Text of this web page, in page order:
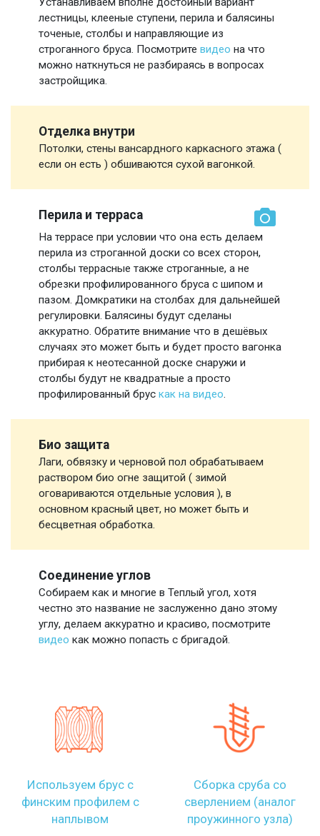
лестницы, клееные ступени, перила и балясины
точеные, столбы и направляющие из
строганного бруса. Посмотрите видео на что
можно наткнуться не разбираясь в вопросах
застройщика.
Отделка внутри
Потолки, стены вансардного каркасного этажа (
если он есть ) обшиваются сухой вагонкой.
Перила и терраса
На террасе при условии что она есть делаем
перила из строганной доски со всех сторон,
столбы террасные также строганные, а не
обрезки профилированного бруса с шипом и
пазом. Домкратики на столбах для дальнейшей
регулировки. Балясины будут сделаны
аккуратно. Обратите внимание что в дешёвых
случаях это может быть и будет просто вагонка
прибирая к неотесанной доске снаружи и
столбы будут не квадратные а просто
профилированный брус как на видео.
Био защита
Лаги, обвязку и черновой пол обрабатываем
раствором био огне защитой ( зимой
оговариваются отдельные условия ), в
основном красный цвет, но может быть и
бесцветная обработка.
Соединение углов
Собираем как и многие в Теплый угол, хотя
честно это название не заслуженно дано этому
углу, делаем аккуратно и красиво, посмотрите
видео как можно попасть с бригадой.
Используем брус с
финским профилем с
наплывом
Сборка сруба со
сверлением (аналог
проужинного узла)